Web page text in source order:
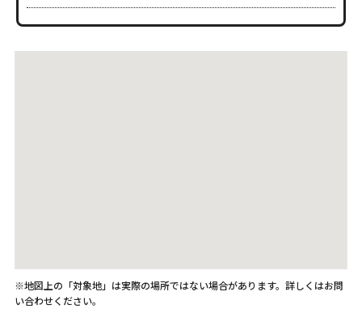
※地図上の「対象地」は実際の場所ではない場合があります。詳しくはお問
い合わせください。